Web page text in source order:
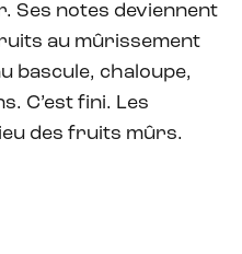
Ses notes deviennent
au mûrissement
bascule, chaloupe,
C’est fini. Les
des fruits mûrs.